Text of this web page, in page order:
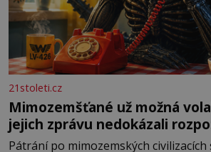
21stoleti.cz
Mimozemšťané už možná
jejich zprávu nedokázali
Pátrání po mimozemských